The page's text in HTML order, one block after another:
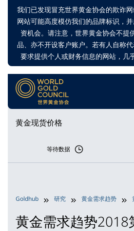
我们已发现冒充世界黄金协会的欺诈
网站可能高度模仿我们的品牌标识，
资机会。请注意，世界黄金协会不提
品、亦不开设客户账户。若有人自称
要求提供个人或财务信息的网站，几
黄金现货价格
等待数据
Goldhub 研究 黄金需求趋势
黄金需求趋势2018